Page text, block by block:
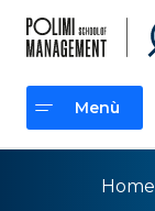
Menù
Menù
Home